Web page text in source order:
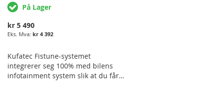
På Lager
kr 5 490
kr 4 392
Kufatec Fistune-systemet
integrerer seg 100% med bilens
infotainment system slik at du får